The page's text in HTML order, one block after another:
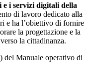
i servizi digitali della
di lavoro dedicato alla
e ha l’obiettivo di fornire
la progettazione e la
la cittadinanza.
del Manuale operativo di